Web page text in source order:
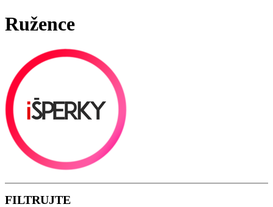
Ružence
FILTRUJTE